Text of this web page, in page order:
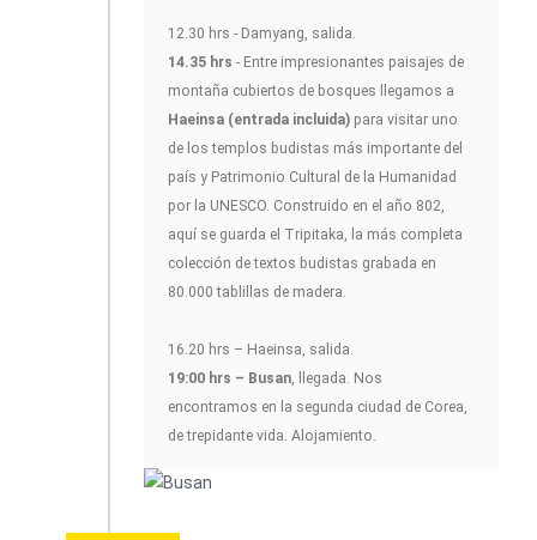
12.30 hrs - Damyang, salida.
14.35 hrs - Entre impresionantes paisajes de
montaña cubiertos de bosques llegamos a
Haeinsa (entrada incluida) para visitar uno
de los templos budistas más importante del
país y Patrimonio Cultural de la Humanidad
por la UNESCO. Construido en el año 802,
aquí se guarda el Tripitaka, la más completa
colección de textos budistas grabada en
80.000 tablillas de madera.
16.20 hrs – Haeinsa, salida.
19:00 hrs – Busan, llegada. Nos
encontramos en la segunda ciudad de Corea,
de trepidante vida. Alojamiento.